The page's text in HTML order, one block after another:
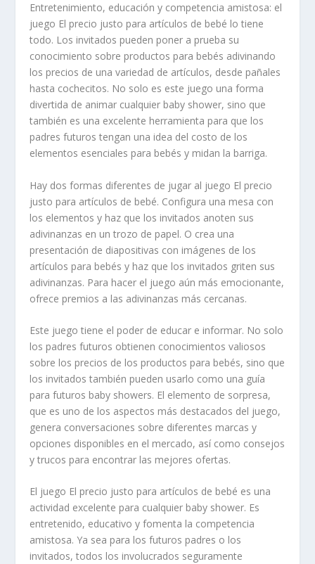
Entretenimiento, educación y competencia amistosa: el
juego El precio justo para artículos de bebé lo tiene
todo. Los invitados pueden poner a prueba su
conocimiento sobre productos para bebés adivinando
los precios de una variedad de artículos, desde pañales
hasta cochecitos. No solo es este juego una forma
divertida de animar cualquier baby shower, sino que
también es una excelente herramienta para que los
padres futuros tengan una idea del costo de los
elementos esenciales para bebés y midan la barriga.
Hay dos formas diferentes de jugar al juego El precio
justo para artículos de bebé. Configura una mesa con
los elementos y haz que los invitados anoten sus
adivinanzas en un trozo de papel. O crea una
presentación de diapositivas con imágenes de los
artículos para bebés y haz que los invitados griten sus
adivinanzas. Para hacer el juego aún más emocionante,
ofrece premios a las adivinanzas más cercanas.
Este juego tiene el poder de educar e informar. No solo
los padres futuros obtienen conocimientos valiosos
sobre los precios de los productos para bebés, sino que
los invitados también pueden usarlo como una guía
para futuros baby showers. El elemento de sorpresa,
que es uno de los aspectos más destacados del juego,
genera conversaciones sobre diferentes marcas y
opciones disponibles en el mercado, así como consejos
y trucos para encontrar las mejores ofertas.
El juego El precio justo para artículos de bebé es una
actividad excelente para cualquier baby shower. Es
entretenido, educativo y fomenta la competencia
amistosa. Ya sea para los futuros padres o los
invitados, todos los involucrados seguramente